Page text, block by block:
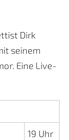
Dirk
seinem
Eine Live-
19 Uhr